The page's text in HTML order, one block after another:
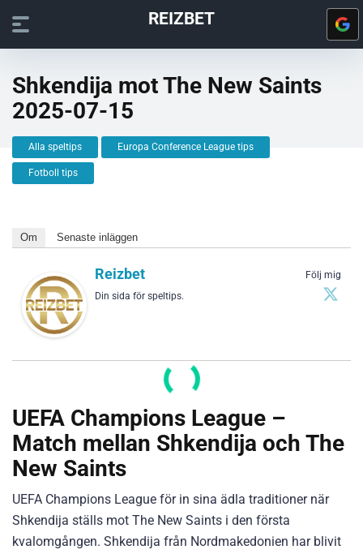
REIZBET
Shkendija mot The New Saints
2025-07-15
Alla speltips Europa Conference League tips
Fotboll tips
Om Senaste inläggen
Följ mig
Reizbet
Din sida för speltips.
UEFA Champions League –
Match mellan Shkendija och The
New Saints
UEFA Champions League för in sina ädla traditioner när
Shkendija ställs mot The New Saints i den första
kvalomgången. Shkendija från Nordmakedonien har blivit